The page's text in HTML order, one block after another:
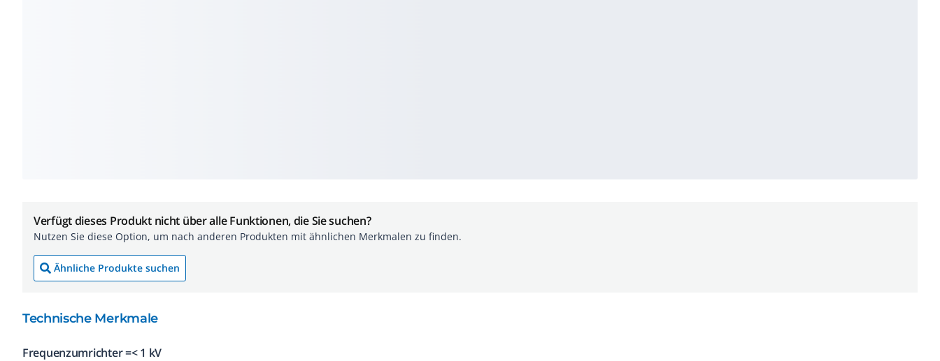
Verfügt dieses Produkt nicht über alle Funktionen, die Sie suchen?
Nutzen Sie diese Option, um nach anderen Produkten mit ähnlichen Merkmalen zu finden.
Ähnliche Produkte suchen
Technische Merkmale
Frequenzumrichter =< 1 kV